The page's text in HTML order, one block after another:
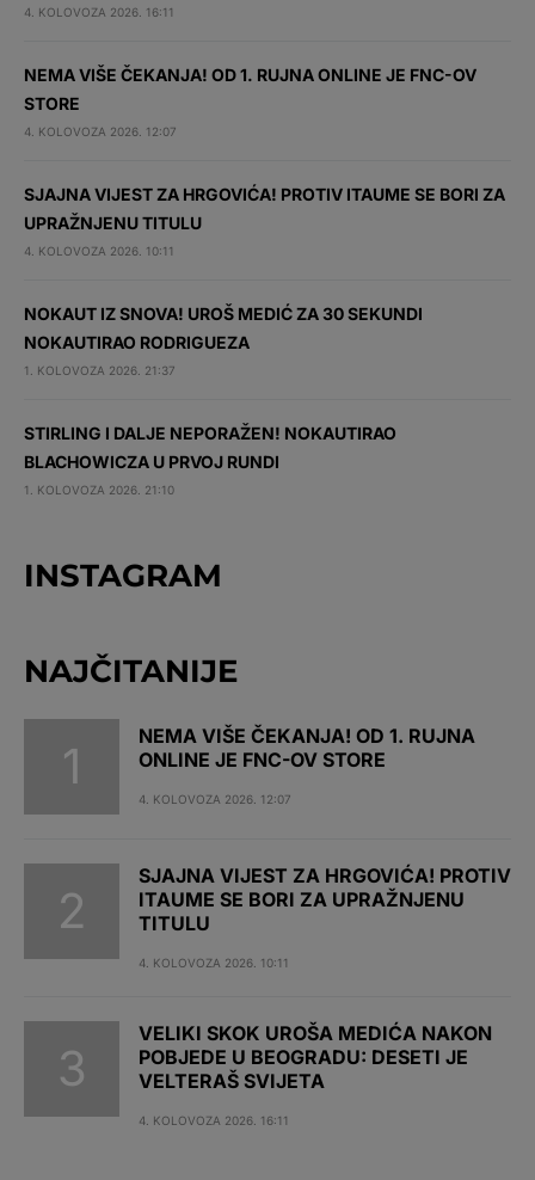
4. KOLOVOZA 2026. 16:11
NEMA VIŠE ČEKANJA! OD 1. RUJNA ONLINE JE FNC-OV
STORE
4. KOLOVOZA 2026. 12:07
SJAJNA VIJEST ZA HRGOVIĆA! PROTIV ITAUME SE BORI ZA
UPRAŽNJENU TITULU
4. KOLOVOZA 2026. 10:11
NOKAUT IZ SNOVA! UROŠ MEDIĆ ZA 30 SEKUNDI
NOKAUTIRAO RODRIGUEZA
1. KOLOVOZA 2026. 21:37
STIRLING I DALJE NEPORAŽEN! NOKAUTIRAO
BLACHOWICZA U PRVOJ RUNDI
1. KOLOVOZA 2026. 21:10
INSTAGRAM
NAJČITANIJE
NEMA VIŠE ČEKANJA! OD 1. RUJNA
ONLINE JE FNC-OV STORE
4. KOLOVOZA 2026. 12:07
SJAJNA VIJEST ZA HRGOVIĆA! PROTIV
ITAUME SE BORI ZA UPRAŽNJENU
TITULU
4. KOLOVOZA 2026. 10:11
VELIKI SKOK UROŠA MEDIĆA NAKON
POBJEDE U BEOGRADU: DESETI JE
VELTERAŠ SVIJETA
4. KOLOVOZA 2026. 16:11